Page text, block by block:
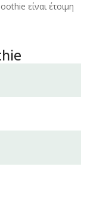
είναι έτοιμη